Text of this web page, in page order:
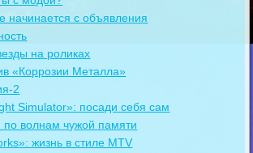
начинается с объявления
на роликах
«Коррозии Металла»
2
Simulator»: посади себя сам
по волнам чужой памяти
жизнь в стиле MTV